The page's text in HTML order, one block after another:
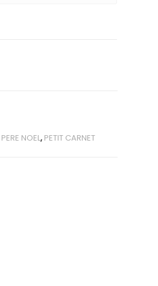
PERE NOEL, PETIT CARNET